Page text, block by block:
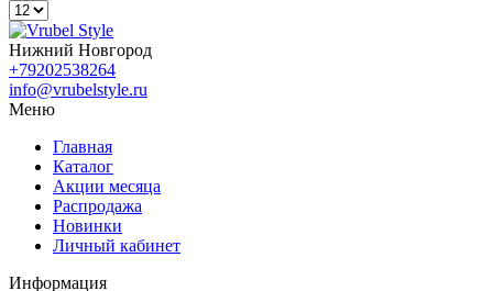
Нижний Новгород
+79202538264
info@vrubelstyle.ru
Меню
Главная
Каталог
Акции месяца
Распродажа
Новинки
Личный кабинет
Информация